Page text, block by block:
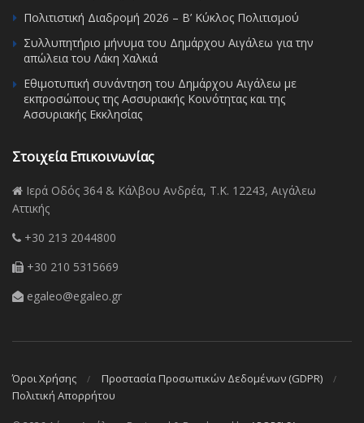
Πολιτιστική Διαδρομή 2026 – Β’ Κύκλος Πολιτισμού
Συλλυπητήριο μήνυμα του Δημάρχου Αιγάλεω για την
απώλεια του Λάκη Χαλκιά
Εθιμοτυπική συνάντηση του Δημάρχου Αιγάλεω με
εκπροσώπους της Ασσυριακής Κοινότητας και της
Ασσυριακής Εκκλησίας
Στοιχεία Επικοινωνίας
Ιερά Οδός 364 & Κάλβου Ανδρέα, Τ.Κ. 12243, Αιγάλεω
Αττικής
+30 213 2044800
+30 210 5315669
egaleo@egaleo.gr
Όροι Χρήσης
Προστασία Προσωπικών Δεδομένων (GDPR)
Πολιτική Απορρήτου